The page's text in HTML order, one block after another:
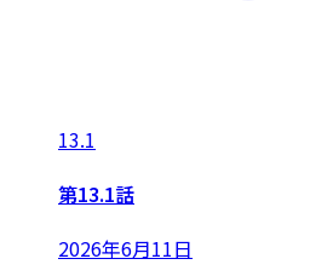
13.1
第13.1話
2026年6月11日